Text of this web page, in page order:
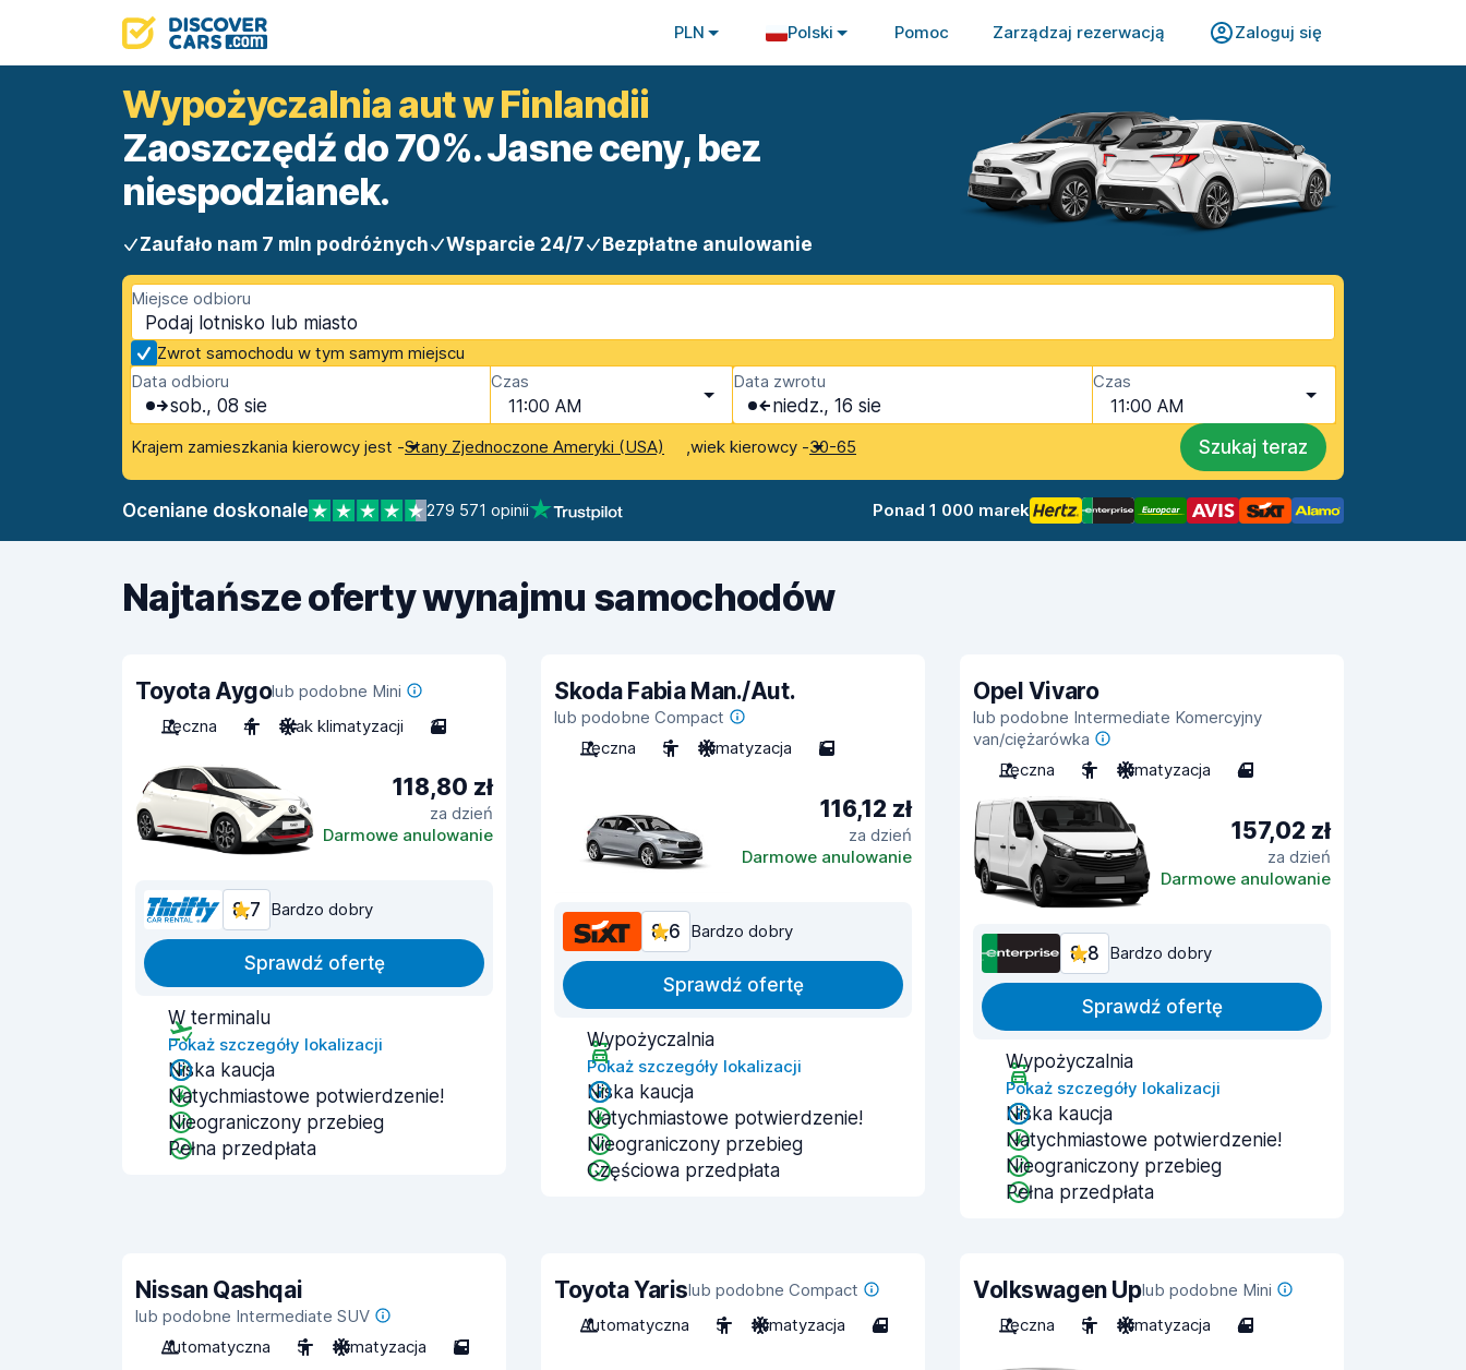
PLN Polski Pomoc Zarządzaj rezerwacją Zaloguj się
Wypożyczalnia aut w Finlandii
Zaoszczędź do 70%. Jasne ceny, bez
niespodzianek.
Zaufało nam 7 mln podróżnych Wsparcie 24/7 Bezpłatne anulowanie
Miejsce odbioru
Zwrot samochodu w tym samym miejscu
Data odbioru
sob., 08 sie
Czas
11:00 AM
Data zwrotu
niedz., 16 sie
Czas
11:00 AM
Krajem zamieszkania kierowcy jest -Stany Zjednoczone Ameryki (USA) ,wiek kierowcy -30-65 Szukaj teraz
Oceniane doskonale 279 571 opinii Ponad 1 000 marek
Najtańsze oferty wynajmu samochodów
Toyota Aygolub podobne Mini
Ręczna
4 Brak klimatyzacji 3
118,80 zł
za dzień
Darmowe anulowanie
8,7 Bardzo dobry
Sprawdź ofertę
W terminalu
Pokaż szczegóły lokalizacji
Niska kaucja
Natychmiastowe potwierdzenie!
Nieograniczony przebieg
Pełna przedpłata
Skoda Fabia Man./Aut.
lub podobne Compact
Ręczna
5 Klimatyzacja 5
116,12 zł
za dzień
Darmowe anulowanie
8,6 Bardzo dobry
Sprawdź ofertę
Wypożyczalnia
Pokaż szczegóły lokalizacji
Niska kaucja
Natychmiastowe potwierdzenie!
Nieograniczony przebieg
Częściowa przedpłata
Opel Vivaro
lub podobne Intermediate Komercyjny
van/ciężarówka
Ręczna
3 Klimatyzacja 4
157,02 zł
za dzień
Darmowe anulowanie
8,8 Bardzo dobry
Sprawdź ofertę
Wypożyczalnia
Pokaż szczegóły lokalizacji
Niska kaucja
Natychmiastowe potwierdzenie!
Nieograniczony przebieg
Pełna przedpłata
Nissan Qashqai
lub podobne Intermediate SUV
Automatyczna
5 Klimatyzacja 5
Toyota Yarislub podobne Compact
Automatyczna
5 Klimatyzacja 4
Volkswagen Uplub podobne Mini
Ręczna
5 Klimatyzacja 4